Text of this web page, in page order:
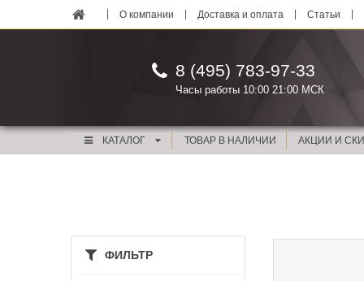
О компании Доставка и оплата Статьи
8 (495) 783-97-33
Часы работы 10:00 21:00 МСК
КАТАЛОГ ТОВАР В НАЛИЧИИ АКЦИИ И
ФИЛЬТР